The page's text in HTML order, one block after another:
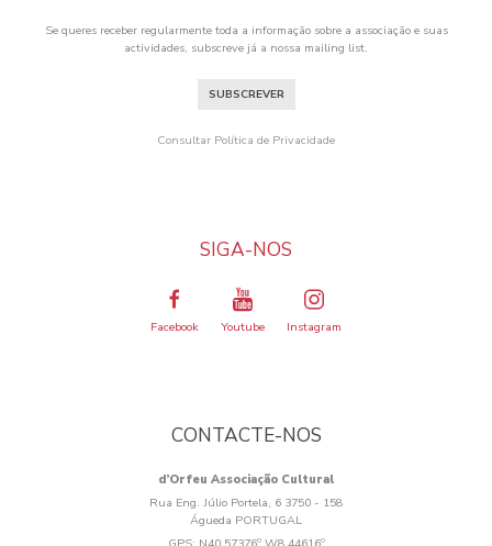
Se queres receber regularmente toda a informação sobre a associação e suas
actividades, subscreve já a nossa mailing list.
SUBSCREVER
Consultar Política de Privacidade
SIGA-NOS
Facebook Youtube Instagram
CONTACTE-NOS
d’Orfeu Associação Cultural
Rua Eng. Júlio Portela, 6 3750 - 158
Águeda PORTUGAL